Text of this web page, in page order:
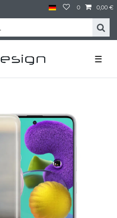
0 0,00 €
☰